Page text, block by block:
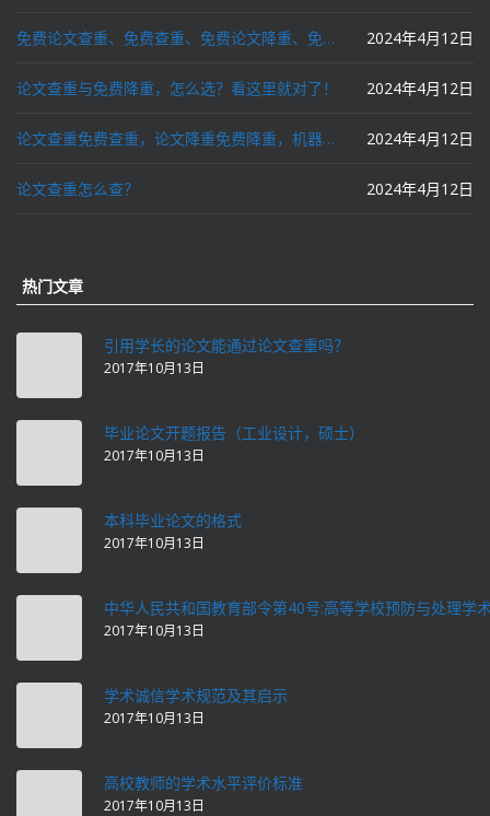
免费论文查重、免费查重、免费论文降重、免费降重、智能降重、一键降重、降低AIGC写作率、AI写论文，这些名词你了解吗？ 2024年4月12日
论文查重与免费降重，怎么选？看这里就对了！ 2024年4月12日
论文查重免费查重，论文降重免费降重，机器降重，人工降重，降低AIGC写作率，ai写论文，都要选论文狗和paperdog以及文思慧达！ 2024年4月12日
论文查重怎么查？ 2024年4月12日
热门文章
引用学长的论文能通过论文查重吗？
2017年10月13日
毕业论文开题报告（工业设计，硕士）
2017年10月13日
本科毕业论文的格式
2017年10月13日
中华人民共和国教育部令第40号:高等学校预防与处理学
2017年10月13日
学术诚信学术规范及其启示
2017年10月13日
高校教师的学术水平评价标准
2017年10月13日